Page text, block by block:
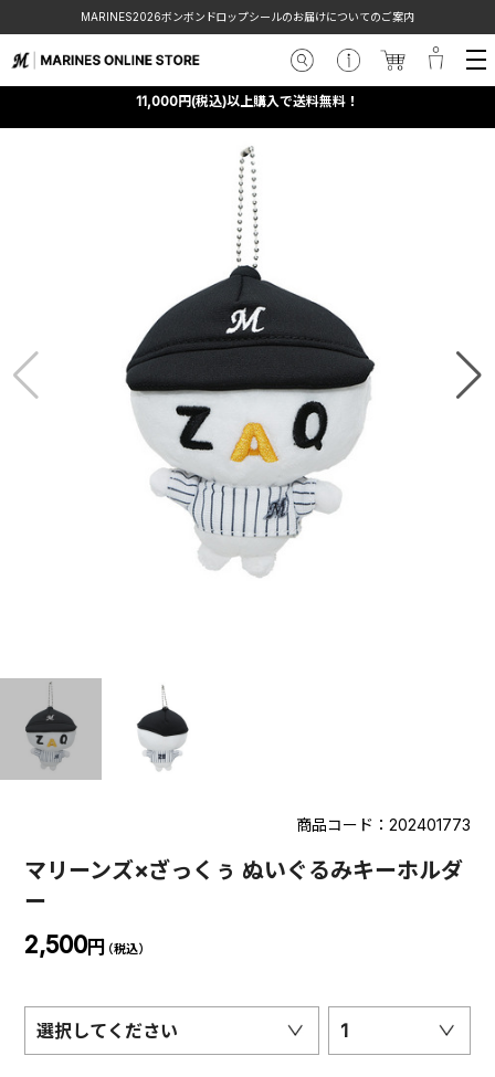
MARINES2026ボンボンドロップシールのお届けについてのご案内
11,000円(税込)以上購入で送料無料！
商品コード：202401773
マリーンズ×ざっくぅ ぬいぐるみキーホルダ
ー
2,500円 （税込）
選択してください 1